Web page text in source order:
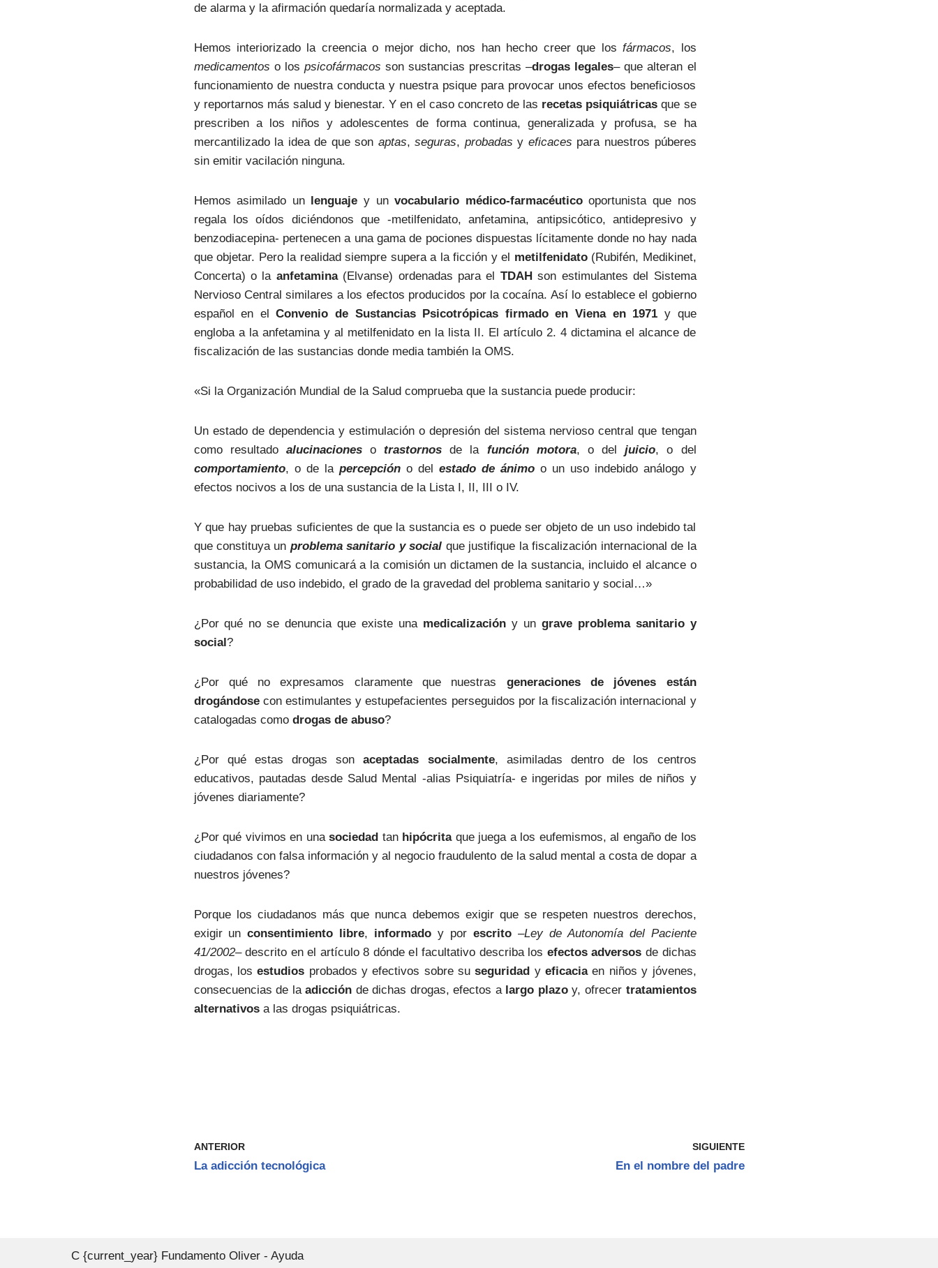
de alarma y la afirmación quedaría normalizada y aceptada.
Hemos interiorizado la creencia o mejor dicho, nos han hecho creer que losfármacos, los
medicamentos o los psicofármacos son sustancias prescritas –drogas legales– que alteran el
funcionamiento de nuestra conducta y nuestra psique para provocar unos efectos beneficiosos
y reportarnos más salud y bienestar. Y en el caso concreto de las recetas psiquiátricas que se
prescriben a los niños y adolescentes de forma continua, generalizada y profusa, se ha
mercantilizado la idea de que son aptas,seguras, probadas y eficaces para nuestros púberes
sin emitir vacilación ninguna.
Hemos asimilado unlenguaje y unvocabulario médico-farmacéuticooportunista que nos
regala los oídos diciéndonos que -metilfenidato, anfetamina, antipsicótico, antidepresivo y
benzodiacepina- pertenecen a una gama de pociones dispuestas lícitamente donde no hay nada
que objetar. Pero la realidad siempre supera a la ficción y el metilfenidato(Rubifén, Medikinet,
Concerta) o la anfetamina(Elvanse) ordenadas para el TDAHson estimulantes del Sistema
Nervioso Central similares a los efectos producidos por la cocaína. Así lo establece el gobierno
español en elConvenio de Sustancias Psicotrópicas firmado en Viena en 1971 y que
engloba a la anfetamina y al metilfenidato en la lista II. El artículo 2. 4 dictamina el alcance de
fiscalización de las sustancias donde media también la OMS.
«Si la Organización Mundial de la Salud comprueba que la sustancia puede producir:
Un estado de dependencia y estimulación o depresión del sistema nervioso central que tengan
como resultado alucinaciones otrastornos de la función motora, o deljuicio, o del
comportamiento, o de la percepcióno del estado de ánimo o un uso indebido análogo y
efectos nocivos a los de una sustancia de la Lista I, II, III o IV.
Y que hay pruebas suficientes de que la sustancia es o puede ser objeto de un uso indebido tal
que constituya un problema sanitario y social que justifique la fiscalización internacional de la
sustancia, la OMS comunicará a la comisión un dictamen de la sustancia, incluido el alcance o
probabilidad de uso indebido, el grado de la gravedad del problema sanitario y social…»
¿Por qué no se denuncia que existe una medicalizacióny un grave problema sanitario y
social?
¿Por qué no expresamos claramente que nuestras generaciones de jóvenes están
drogándosecon estimulantes y estupefacientes perseguidos por la fiscalización internacional y
catalogadas como drogas de abuso?
¿Por qué estas drogas sonaceptadas socialmente, asimiladas dentro de los centros
educativos, pautadas desde Salud Mental -alias Psiquiatría- e ingeridas por miles de niños y
jóvenes diariamente?
¿Por qué vivimos en una sociedad tan hipócritaque juega a los eufemismos, al engaño de los
ciudadanos con falsa información y al negocio fraudulento de la salud mental a costa de dopar a
nuestros jóvenes?
Porque los ciudadanos más que nunca debemos exigir que se respeten nuestros derechos,
exigir unconsentimiento libre, informado y por escrito–Ley de Autonomía del Paciente
41/2002– descrito en el artículo 8 dónde el facultativo describa los efectos adversos de dichas
drogas, losestudios probados y efectivos sobre suseguridad yeficaciaen niños y jóvenes,
consecuencias de laadicción de dichas drogas, efectos a largo plazoy, ofrecer tratamientos
alternativosa las drogas psiquiátricas.
ANTERIOR
La adicción tecnológica
SIGUIENTE
En el nombre del padre
C {current_year} Fundamento Oliver - Ayuda